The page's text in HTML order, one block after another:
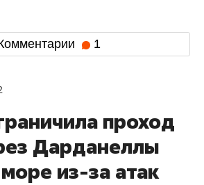
1
проход
Дарданеллы
из-за атак